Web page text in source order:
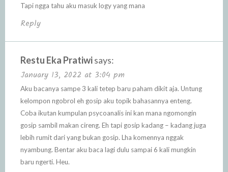
Tapi ngga tahu aku masuk logy yang mana
Reply
Restu Eka Pratiwisays:
January 13, 2022 at 3:04 pm
Aku bacanya sampe 3 kali tetep baru paham dikit aja. Untung
kelompon ngobrol eh gosip aku topik bahasannya enteng.
Coba ikutan kumpulan psycoanalis ini kan mana ngomongin
gosip sambil makan cireng. Eh tapi gosip kadang – kadang juga
lebih rumit dari yang bukan gosip. Lha komennya nggak
nyambung. Bentar aku baca lagi dulu sampai 6 kali mungkin
baru ngerti. Heu.